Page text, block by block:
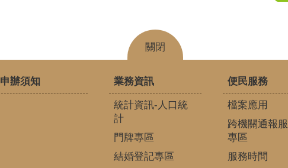
關閉
申辦須知 業務資訊
統計資訊-人口統
計
門牌專區
結婚登記專區
便民服務
檔案應用
跨機關通報
專區
服務時間